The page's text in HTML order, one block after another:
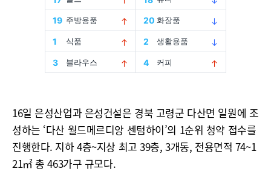
16일 은성산업과 은성건설은 경북 고령군 다산면 일원에 조
성하는 ‘다산 월드메르디앙 센텀하이’의 1순위 청약 접수를
진행한다. 지하 4층~지상 최고 39층, 3개동, 전용면적 74~1
21㎡ 총 463가구 규모다.